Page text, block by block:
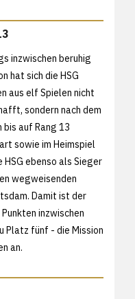
inzwischen beruhig
hat sich die HSG
aus elf Spielen nicht
sondern nach dem
auf Rang 13
sowie im Heimspiel
HSG ebenso als Sieger
wegweisenden
Damit ist der
inzwischen
Platz fünf - die Mission
an.